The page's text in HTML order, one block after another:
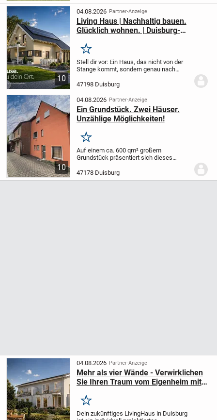
Andere schenken Geborgenheit. Dieses
Zuhause vereint beides auf ganz...
10
04.08.2026 Partner-Anzeige
Living Haus | Nachhaltig bauen.
Glücklich wohnen. | Duisburg-
Merken
Stell dir vor: Ein Haus, das nicht von der
Stange kommt, sondern genau nach
geplant und gebaut wird. Das ist dein
Living Haus in Duisburg - ein
Einfamilienhaus, das...
47198 Duisburg
10
04.08.2026 Partner-Anzeige
Ein Grundstück. Zwei Häuser.
Unzählige Möglichkeiten!
Merken
Auf einem ca. 600 qm² großem
Grundstück präsentiert sich dieses
eigenständigen Wohnhäusern und
zahlreichen Nutzungsmöglichkeiten.Das
47178 Duisburg
04.08.2026 Partner-Anzeige
Mehr als vier Wände - Verwirklichen
Sie Ihren Traum vom Eigenheim mit
Merken
Dein zukünftiges LivingHaus in Duisburg